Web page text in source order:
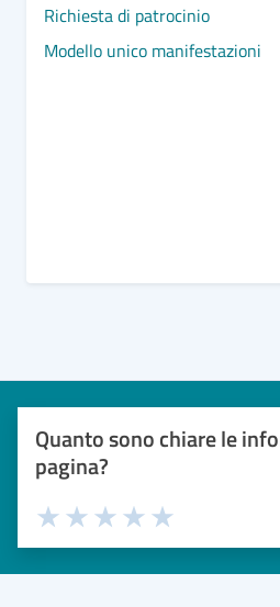
Richiesta di patrocinio
Modello unico manifestazioni
Quanto sono chiare le
pagina?
Valuta 5 stelle
Valuta 4 stelle su 5
Valuta 3 stelle su 5
Valuta 2 stelle su 5
Valuta 1 stelle su 5